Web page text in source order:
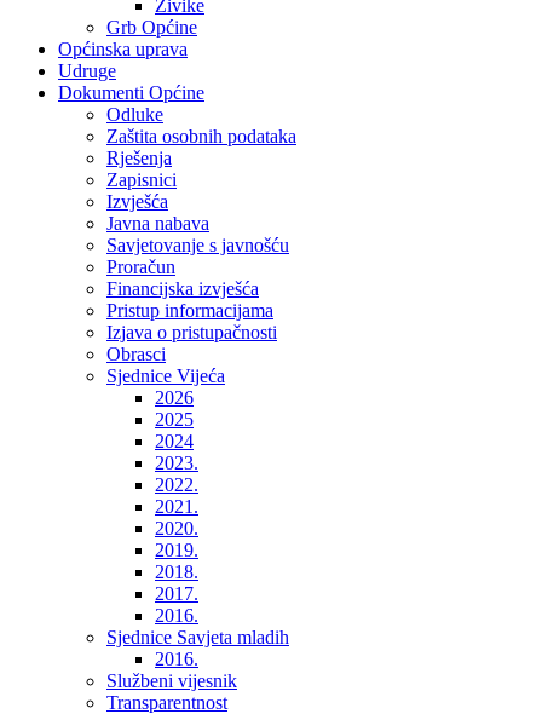
Živike
Grb Općine
Općinska uprava
Udruge
Dokumenti Općine
Odluke
Zaštita osobnih podataka
Rješenja
Zapisnici
Izvješća
Javna nabava
Savjetovanje s javnošću
Proračun
Financijska izvješća
Pristup informacijama
Izjava o pristupačnosti
Obrasci
Sjednice Vijeća
2026
2025
2024
2023.
2022.
2021.
2020.
2019.
2018.
2017.
2016.
Sjednice Savjeta mladih
2016.
Službeni vijesnik
Transparentnost